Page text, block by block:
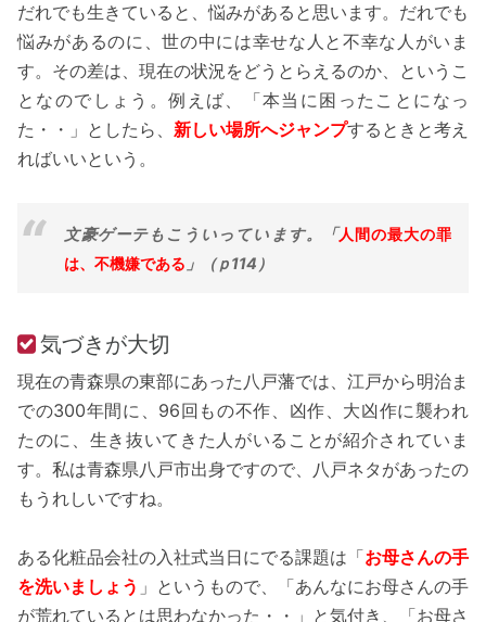
だれでも生きていると、悩みがあると思います。だれでも
悩みがあるのに、世の中には幸せな人と不幸な人がいま
す。その差は、現在の状況をどうとらえるのか、というこ
となのでしょう。例えば、「本当に困ったことになっ
た・・」としたら、 新しい場所へジャンプするときと考え
ればいいという。
文豪ゲーテもこういっています。「人間の最大の罪
は、不機嫌である 」（ｐ114）
気づきが大切
現在の青森県の東部にあった八戸藩では、江戸から明治ま
での300年間に、96回もの不作、凶作、大凶作に襲われ
たのに、生き抜いてきた人がいることが紹介されていま
す。私は青森県八戸市出身ですので、八戸ネタがあったの
もうれしいですね。
ある化粧品会社の入社式当日にでる課題は「お母さんの手
を洗いましょう 」というもので、「あんなにお母さんの手
が荒れているとは思わなかった・・」と気付き、「お母さ